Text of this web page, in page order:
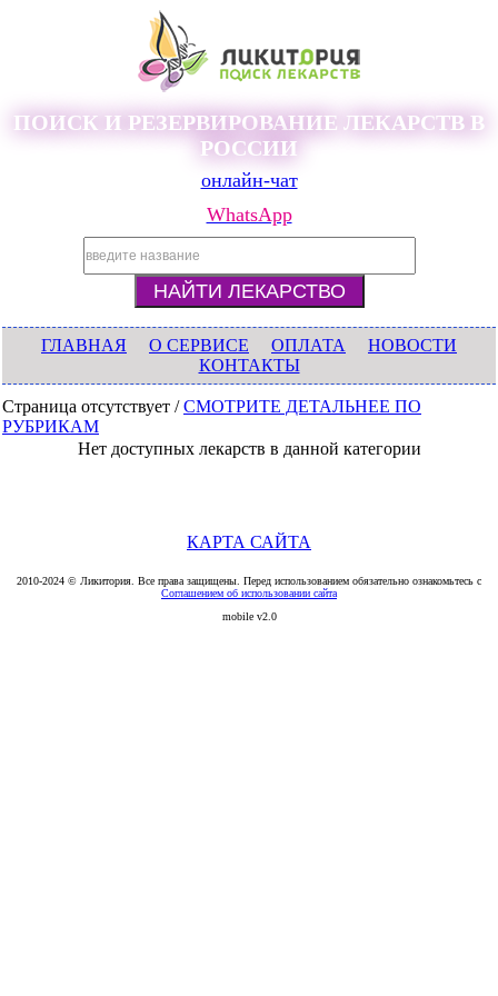
ПОИСК И РЕЗЕРВИРОВАНИЕ ЛЕКАРСТВ В
РОССИИ
онлайн-чат
WhatsApp
ГЛАВНАЯ О СЕРВИСЕ ОПЛАТА
НОВОСТИ
КОНТАКТЫ
Страница отсутствует /СМОТРИТЕ ДЕТАЛЬНЕЕ ПО
РУБРИКАМ
Нет доступных лекарств в данной категории
КАРТА САЙТА
2010-2024 © Ликитория. Все права защищены. Перед использованием обязательно ознакомьтесь с
Соглашением об использовании сайта
mobile v2.0